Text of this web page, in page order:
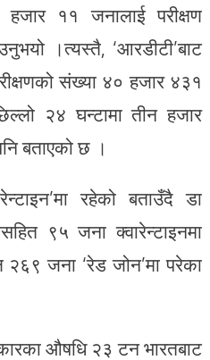
११ जनालाई परीक्षण
।त्यस्तै, ‘आरडीटी’बाट
संख्या ४० हजार ४३१
२४ घन्टामा तीन हजार
बताएको छ ।
रहेको बताउँदै डा
९५ जना क्वारेन्टाइनमा
जना ‘रेड जोन’मा परेका
औषधि २३ टन भारतबाट